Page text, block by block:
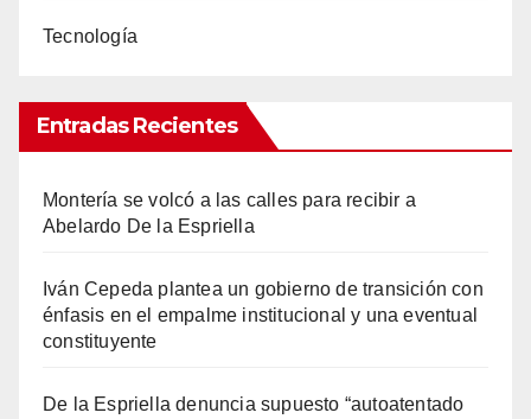
Tecnología
Entradas Recientes
Montería se volcó a las calles para recibir a
Abelardo De la Espriella
Iván Cepeda plantea un gobierno de transición con
énfasis en el empalme institucional y una eventual
constituyente
De la Espriella denuncia supuesto “autoatentado